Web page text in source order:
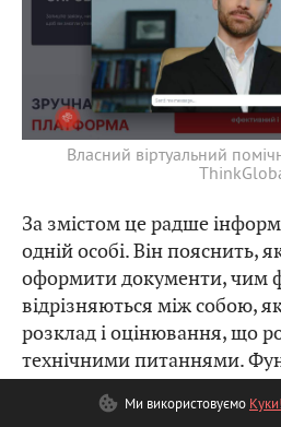
Власний віртуальний
За змістом це радше
одній особі. Він пояснить,
оформити документи, чим
відрізняються між собою,
розклад і оцінювання, що
технічними питаннями.
додаватимуть поступово, а
повноцінний відеозв'язок,
Ми використовуємо Куки!